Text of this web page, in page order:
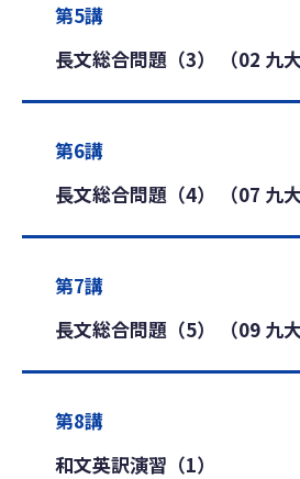
第5講
長文総合問題（3） （02 九大
第6講
長文総合問題（4） （07 九大
第7講
長文総合問題（5） （09 九大
第8講
和文英訳演習（1）